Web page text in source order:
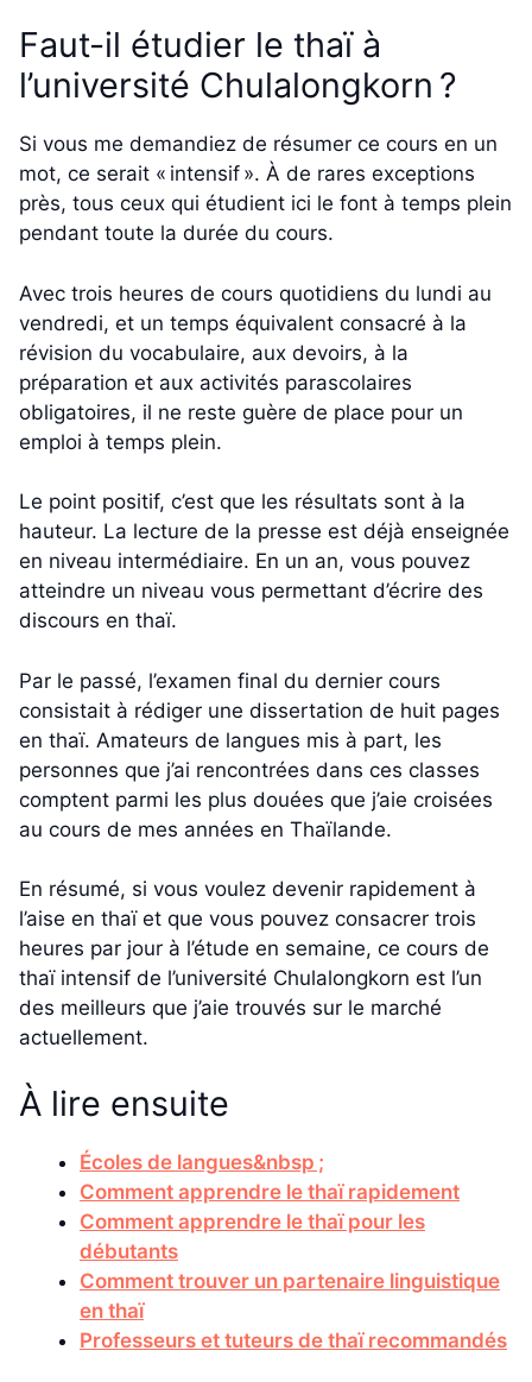
Faut-il étudier le thaï à
l’université Chulalongkorn ?
Si vous me demandiez de résumer ce cours en un
mot, ce serait « intensif ». À de rares exceptions
près, tous ceux qui étudient ici le font à temps plein
pendant toute la durée du cours.
Avec trois heures de cours quotidiens du lundi au
vendredi, et un temps équivalent consacré à la
révision du vocabulaire, aux devoirs, à la
préparation et aux activités parascolaires
obligatoires, il ne reste guère de place pour un
emploi à temps plein.
Le point positif, c’est que les résultats sont à la
hauteur. La lecture de la presse est déjà enseignée
en niveau intermédiaire. En un an, vous pouvez
atteindre un niveau vous permettant d’écrire des
discours en thaï.
Par le passé, l’examen final du dernier cours
consistait à rédiger une dissertation de huit pages
en thaï. Amateurs de langues mis à part, les
personnes que j’ai rencontrées dans ces classes
comptent parmi les plus douées que j’aie croisées
au cours de mes années en Thaïlande.
En résumé, si vous voulez devenir rapidement à
l’aise en thaï et que vous pouvez consacrer trois
heures par jour à l’étude en semaine, ce cours de
thaï intensif de l’université Chulalongkorn est l’un
des meilleurs que j’aie trouvés sur le marché
actuellement.
À lire ensuite
Écoles de langues&nbsp ;
Comment apprendre le thaï rapidement
Comment apprendre le thaï pour les
débutants
Comment trouver un partenaire linguistique
en thaï
Professeurs et tuteurs de thaï recommandés